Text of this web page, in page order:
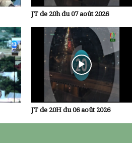
JT de 20h du 07 août 2026
JT de 20H du 06 août 2026